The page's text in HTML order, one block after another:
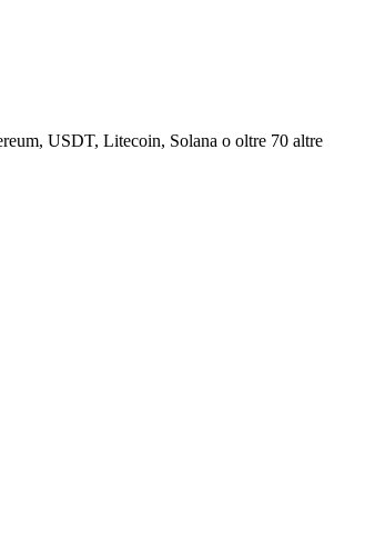
USDT, Litecoin, Solana o oltre 70 altre